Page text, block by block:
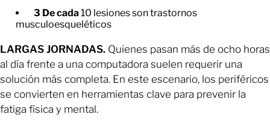
3 De cada10 lesiones son trastornos
musculoesqueléticos
LARGAS JORNADAS. Quienes pasan más de ocho horas
al día frente a una computadora suelen requerir una
solución más completa. En este escenario, los periféricos
se convierten en herramientas clave para prevenir la
fatiga física y mental.